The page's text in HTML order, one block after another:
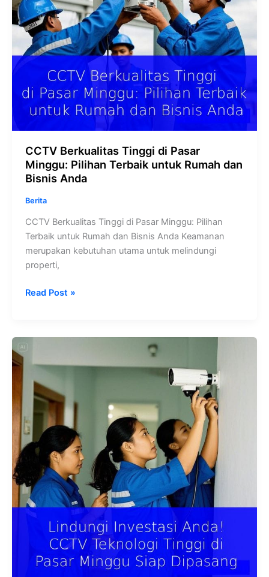
CCTV Berkualitas Tinggi di Pasar
Minggu: Pilihan Terbaik untuk Rumah dan
Bisnis Anda
Berita
CCTV Berkualitas Tinggi di Pasar Minggu: Pilihan
Terbaik untuk Rumah dan Bisnis Anda Keamanan
merupakan kebutuhan utama untuk melindungi
properti,
untuk
Rumah
dan
Bisnis
Read Post »
Lindungi
Anda!
CCTV
Teknologi
Tinggi
di
Pasar
Minggu
Siap
Dipasang